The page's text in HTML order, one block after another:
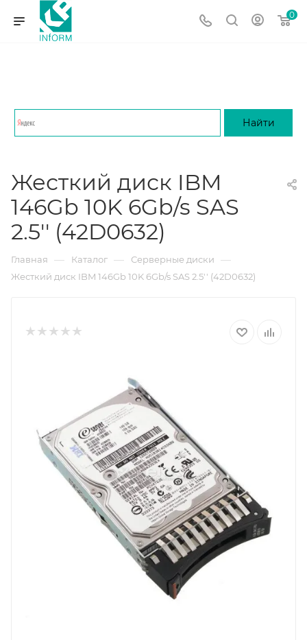
0
Жесткий диск IBM
146Gb 10K 6Gb/s SAS
2.5'' (42D0632)
Главная — Каталог — Серверные диски —
Жесткий диск IBM 146Gb 10K 6Gb/s SAS 2.5'' (42D0632)